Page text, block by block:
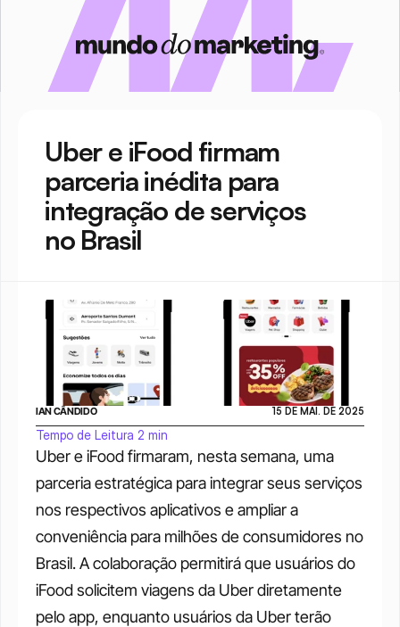
Uber e iFood firmam
parceria inédita para
integração de serviços
no Brasil
Uber e iFood firmaram, nesta semana, uma
parceria estratégica para integrar seus serviços
nos respectivos aplicativos e ampliar a
conveniência para milhões de consumidores no
Brasil. A colaboração permitirá que usuários do
iFood solicitem viagens da Uber diretamente
pelo app, enquanto usuários da Uber terão
IAN CÂNDIDO 15 DE MAI. DE 2025
Tempo de Leitura 2 min